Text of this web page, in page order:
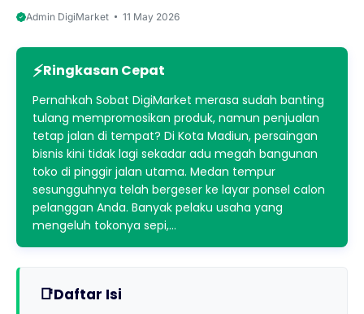
Admin DigiMarket 11 May 2026
Ringkasan Cepat
Pernahkah Sobat DigiMarket merasa sudah banting
tulang mempromosikan produk, namun penjualan
tetap jalan di tempat? Di Kota Madiun, persaingan
bisnis kini tidak lagi sekadar adu megah bangunan
toko di pinggir jalan utama. Medan tempur
sesungguhnya telah bergeser ke layar ponsel calon
pelanggan Anda. Banyak pelaku usaha yang
mengeluh tokonya sepi,…
Daftar Isi